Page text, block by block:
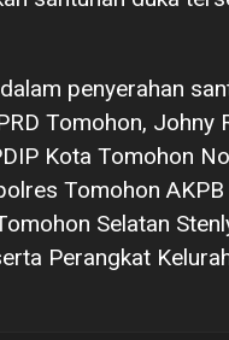
penyerahan
Tomohon, Johny
Kota Tomohon
Tomohon
Selatan
Perangkat